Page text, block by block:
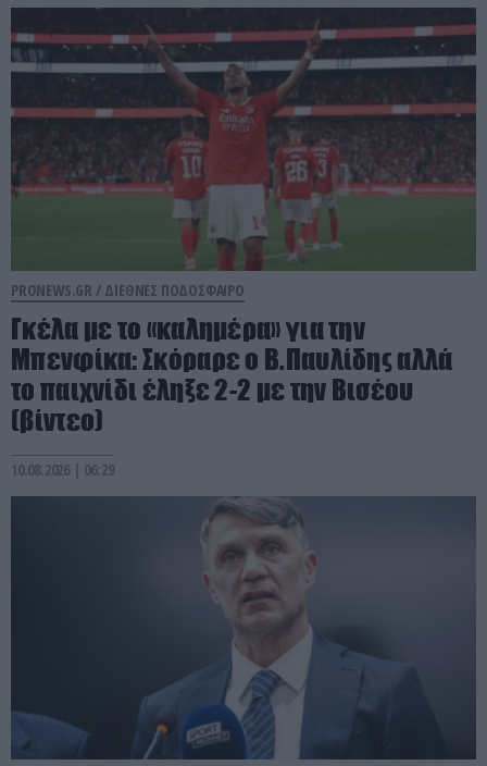
PRONEWS.GR / ΔΙΕΘΝΕΣ ΠΟΔΟΣΦΑΙΡΟ
Γκέλα με το «καλημέρα» για την
Μπενφίκα: Σκόραρε ο Β.Παυλίδης αλλά
το παιχνίδι έληξε 2-2 με την Βισέου
(βίντεο)
10.08.2026 | 06:29